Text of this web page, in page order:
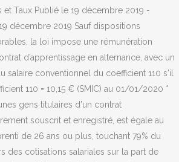
et Taux Publié le 19 décembre 2019 -
décembre 2019 Sauf dispositions
la loi impose une rémunération
d’apprentissage en alternance, avec un
salaire conventionnel du coefficient 110 s'il
110 = 10,15 € (SMIC) au 01/01/2020 *
gens titulaires d'un contrat
souscrit et enregistré, est égale au
de 26 ans ou plus, touchant 79% du
des cotisations salariales sur la part de